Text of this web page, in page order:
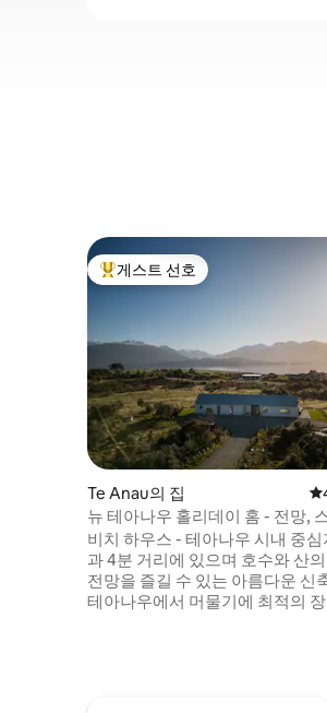
상위 게스트 선호
게스트 선호
Te Anau의 집
뉴 테아나우 홀리데이 홈 - 전망,
비치 하우스 - 테아나우 시내 중심
과 4분 거리에 있으며 호수와 산
전망을 즐길 수 있는 아름다운 신
테아나우에서 머물기에 최적의 장